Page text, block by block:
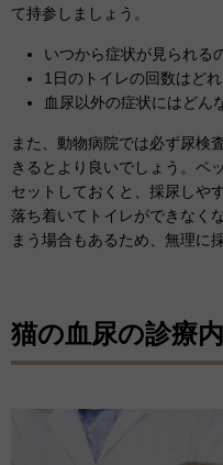
て持参しましょう。
いつから症状が見られる
1日のトイレの回数はど
血尿以外の症状にはどん
また、動物病院では必ず尿検
きるとより良いでしょう。ペ
セットしておくと、採尿しや
落ち着いてトイレができなく
まう場合もあるため、無理に
猫の血尿の診療